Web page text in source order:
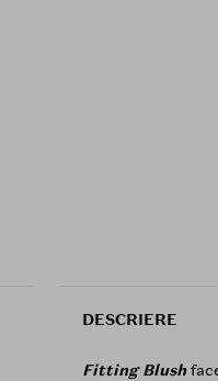
DESCRIERE
Fitting Blush